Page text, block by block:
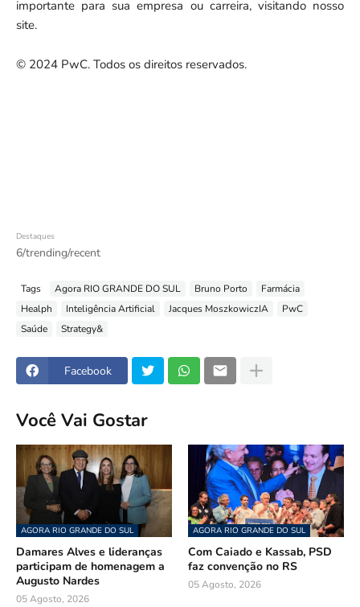
importante para sua empresa ou carreira, visitando nosso
site.
© 2024 PwC. Todos os direitos reservados.
Destaques
6/trending/recent
Tags Agora RIO GRANDE DO SUL Bruno Porto
Farmácia
Healph
Inteligência Artificial Jacques MoszkowiczIA
PwC
Saúde
Strategy&
Facebook
Você Vai Gostar
AGORA RIO GRANDE DO SUL
Damares Alves e lideranças
participam de homenagem a
Augusto Nardes
05 Agosto, 2026
AGORA RIO GRANDE DO SUL
Com Caiado e Kassab, PSD
faz convenção no RS
05 Agosto, 2026